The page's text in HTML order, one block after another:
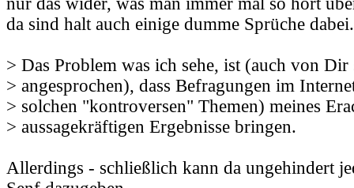
da sind halt auch einige dumme Sprüche dabei.
> Das Problem was ich sehe, ist (auch von Dir
> angesprochen), dass Befragungen im
> solchen "kontroversen" Themen) meines
> aussagekräftigen Ergebnisse bringen.
Allerdings - schließlich kann da ungehindert